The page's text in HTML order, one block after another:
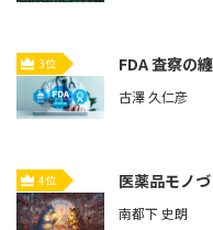
3位 FDA 査察の
古澤 久仁彦
4位 医薬品モノ
南都下 史朗